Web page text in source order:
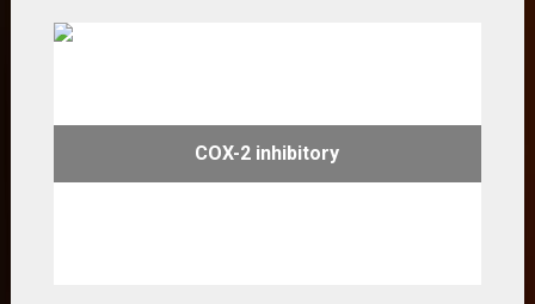
COX-2 inhibitory